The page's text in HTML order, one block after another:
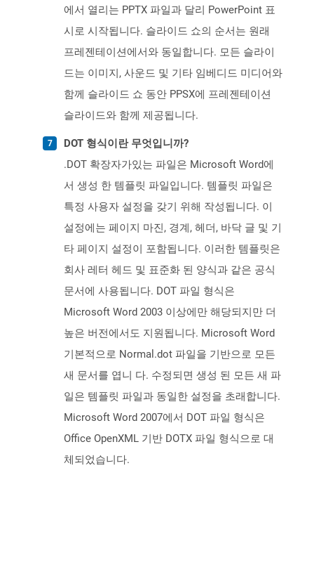
에서 열리는 PPTX 파일과 달리 PowerPoint 표
시로 시작됩니다. 슬라이드 쇼의 순서는 원래
프레젠테이션에서와 동일합니다. 모든 슬라이
드는 이미지, 사운드 및 기타 임베디드 미디어와
함께 슬라이드 쇼 동안 PPSX에 프레젠테이션
슬라이드와 함께 제공됩니다.
DOT 형식이란 무엇입니까?
.DOT 확장자가있는 파일은 Microsoft Word에
서 생성 한 템플릿 파일입니다. 템플릿 파일은
특정 사용자 설정을 갖기 위해 작성됩니다. 이
설정에는 페이지 마진, 경계, 헤더, 바닥 글 및 기
타 페이지 설정이 포함됩니다. 이러한 템플릿은
회사 레터 헤드 및 표준화 된 양식과 같은 공식
문서에 사용됩니다. DOT 파일 형식은
Microsoft Word 2003 이상에만 해당되지만 더
높은 버전에서도 지원됩니다. Microsoft Word
기본적으로 Normal.dot 파일을 기반으로 모든
새 문서를 엽니 다. 수정되면 생성 된 모든 새 파
일은 템플릿 파일과 동일한 설정을 초래합니다.
Microsoft Word 2007에서 DOT 파일 형식은
Office OpenXML 기반 DOTX 파일 형식으로 대
체되었습니다.